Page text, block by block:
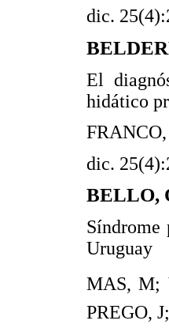
dic.
El
hidático
dic.
BELLO,
Síndrome
Uruguay
MAS, M;
PREGO,